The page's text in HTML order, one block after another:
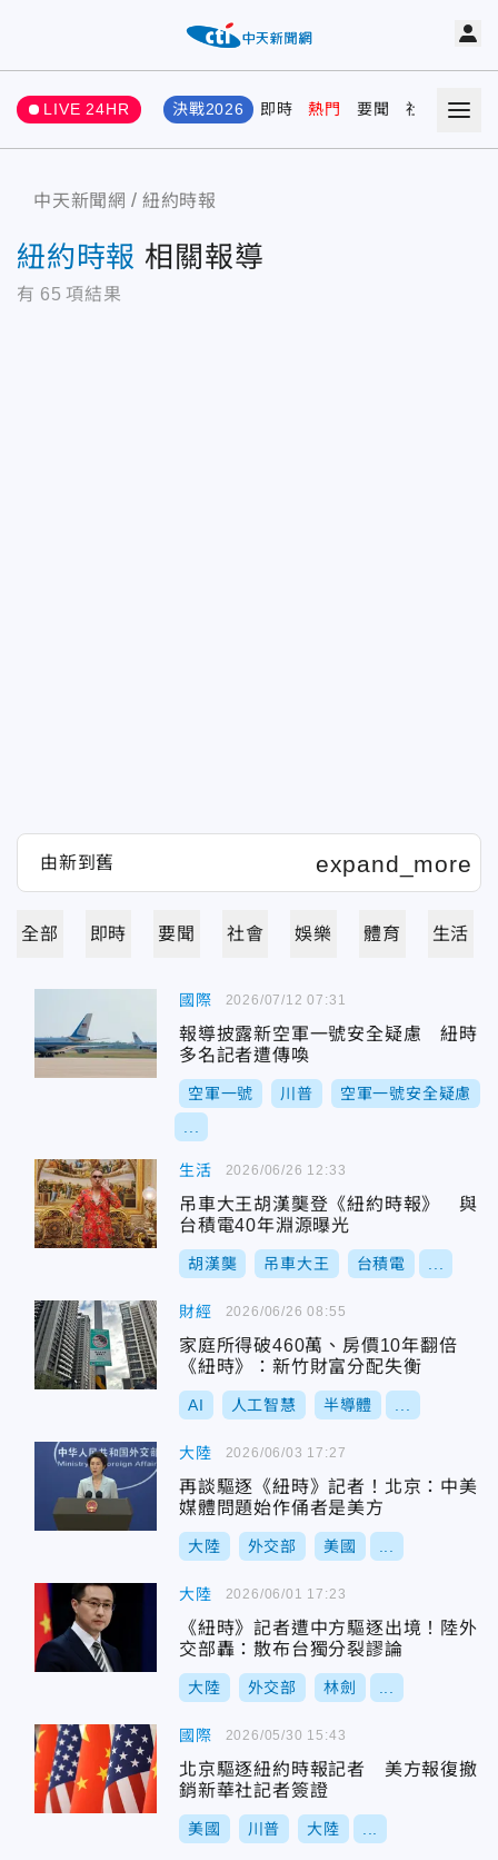
LIVE 24HR 決戰2026 即時 熱門 要聞 社會 娛樂
中天新聞網 紐約時報
紐約時報 相關報導
有 65 項結果
全部 即時 要聞 社會 娛樂 體育 生活
國際
報導披露新空軍一號安全疑慮 紐時
多名記者遭傳喚
空軍一號 川普 空軍一號安全疑慮
2026/07/12 07:31
生活
吊車大王胡漢龑登《紐約時報》 與
台積電40年淵源曝光
胡漢龑 吊車大王 台積電
2026/06/26 12:33
財經
家庭所得破460萬、房價10年翻倍
《紐時》：新竹財富分配失衡
AI 人工智慧 半導體
2026/06/26 08:55
大陸
再談驅逐《紐時》記者！北京：中美
媒體問題始作俑者是美方
大陸 外交部 美國
2026/06/03 17:27
大陸
《紐時》記者遭中方驅逐出境！陸外
交部轟：散布台獨分裂謬論
大陸 外交部 林劍
2026/06/01 17:23
國際
北京驅逐紐約時報記者 美方報復撤
銷新華社記者簽證
美國 川普 大陸
2026/05/30 15:43